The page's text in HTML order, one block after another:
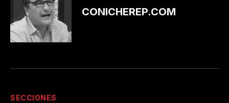
CONICHEREP.COM
SECCIONES